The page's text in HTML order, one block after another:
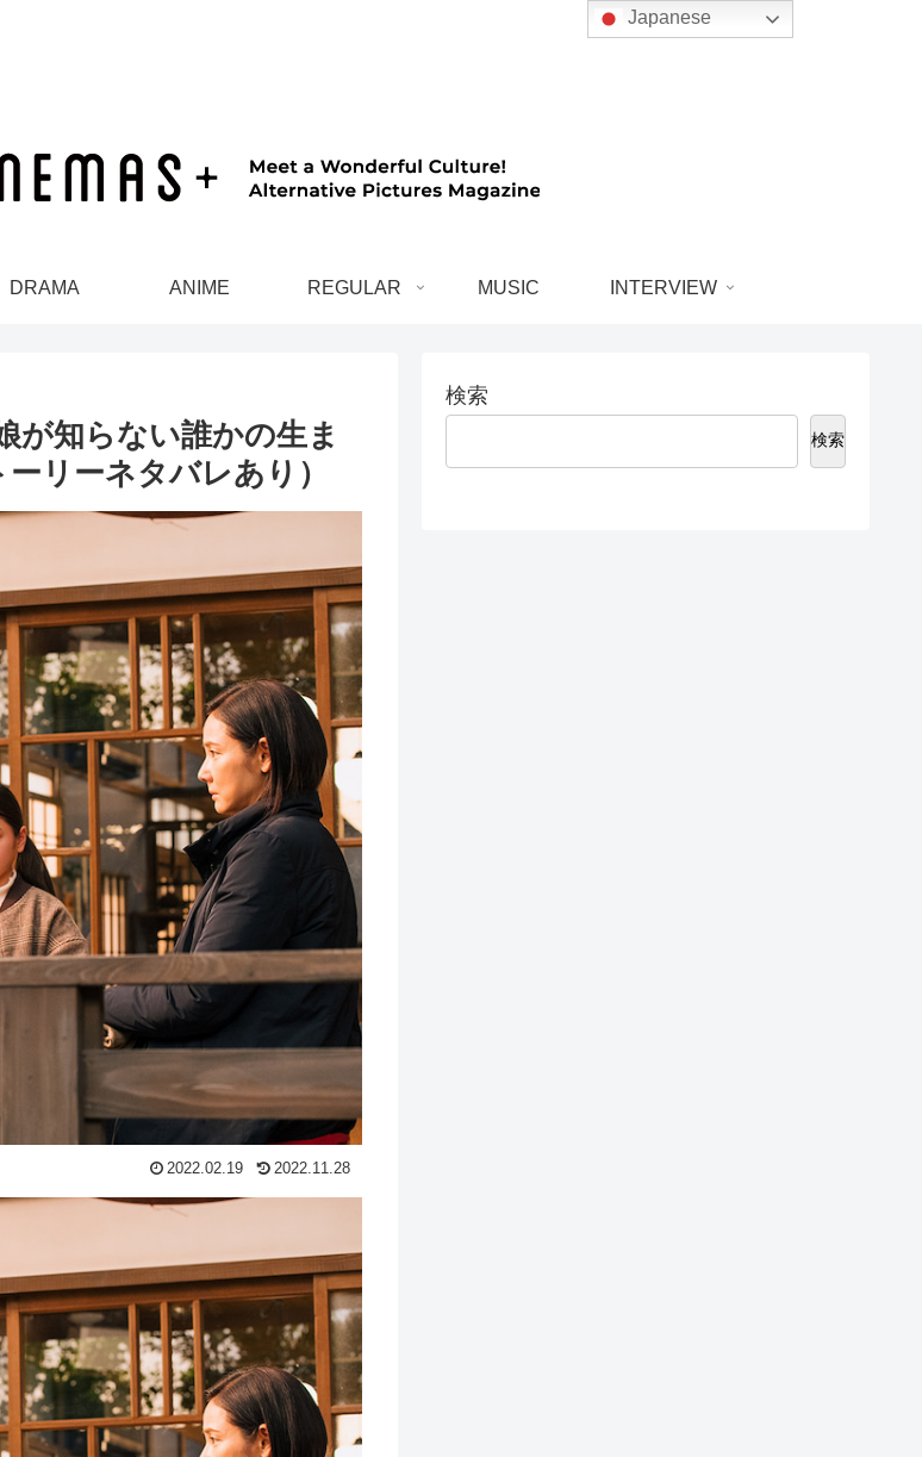
DRAMA ANIME REGULAR MUSIC INTERVIEW
が知らない誰かの生ま
リーネタバレあり）
2022.02.19 2022.11.28
検索
検索
Japanese